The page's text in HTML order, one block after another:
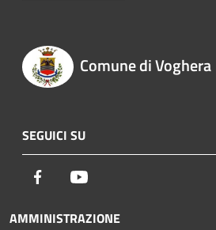
Comune di Voghera
SEGUICI SU
Facebook
AMMINISTRAZIONE